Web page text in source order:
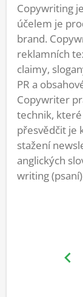
Copywriting
účelem je
brand.
reklamních
claimy,
PR a
Copywriter
technik,
přesvědčit je
stažení
anglických
writing